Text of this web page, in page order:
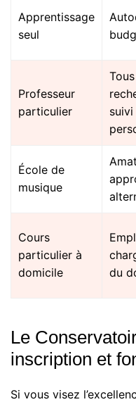
Apprentissage
seul
Professeur
particulier
suivi
École de
musique
Cours
particulier à
domicile
du
Le
inscription et
Si vous visez